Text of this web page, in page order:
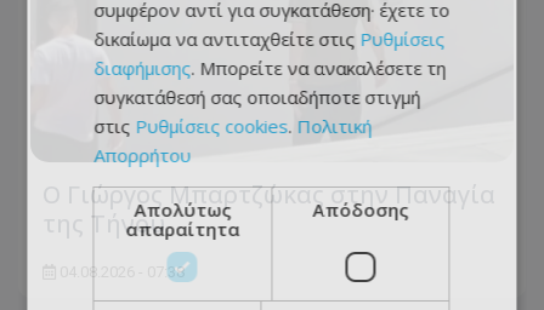
Ο Γιώργος Μπαρτζώκας στην Παναγία
της Τήνου
04.08.2026 - 07:38
συμφέρον αντί για συγκατάθεση· έχετε το
δικαίωμα να αντιταχθείτε στις Ρυθμίσεις
διαφήμισης. Μπορείτε να ανακαλέσετε τη
συγκατάθεσή σας οποιαδήποτε στιγμή
στις Ρυθμίσεις cookies. Πολιτική
Απορρήτου
Απολύτως
απαραίτητα
Απόδοσης